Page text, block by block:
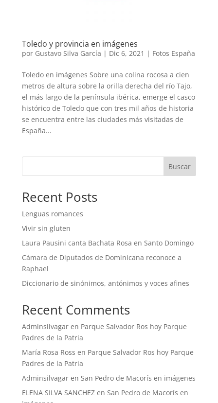
Toledo y provincia en imágenes
por Gustavo Silva García | Dic 6, 2021 | Fotos España
Toledo en imágenes Sobre una colina rocosa a cien
metros de altura sobre la orilla derecha del río Tajo,
el más largo de la península ibérica, emerge el casco
histórico de Toledo que con tres mil años de historia
se encuentra entre las ciudades más visitadas de
España...
Buscar
Recent Posts
Lenguas romances
Vivir sin gluten
Laura Pausini canta Bachata Rosa en Santo Domingo
Cámara de Diputados de Dominicana reconoce a
Raphael
Diccionario de sinónimos, antónimos y voces afines
Recent Comments
Adminsilvagaren Parque Salvador Ros hoy Parque
Padres de la Patria
María Rosa Ross en Parque Salvador Ros hoy Parque
Padres de la Patria
Adminsilvagaren San Pedro de Macorís en imágenes
ELENA SILVA SANCHEZen San Pedro de Macorís en